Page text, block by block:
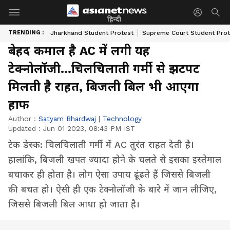
हिन्दी
TRENDING : Jharkhand Student Protest Supreme Court Student
बेहद कमाल है AC में लगी यह
टेक्नोलॉजी...चिलचिलाती गर्मी से झटपट
मिलती है राहत, बिजली बिल भी आएगा
हाफ
Author : Satyam Bhardwaj | Technology
Updated : Jun 01 2023, 08:43 PM IST
टेक डेस्क: चिलचिलाती गर्मी में AC तुरंत राहत देती है।
हालांकि, बिजली खपत ज्यादा होने के चलते से इसका इस्तेमाल
बचाकर ही होता है। लोग ऐसा उपाय ढूंढते हैं जिससे बिजली
की बचत हो। ऐसी ही एक टेक्नोलॉजी के बारे में जान लीजिए,
जिससे बिजली बिल आधा हो जाता है।